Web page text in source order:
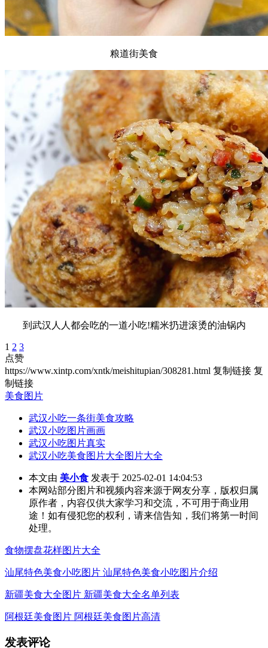
粮道街美食
到武汉人人都会吃的一道小吃!糯米扔进滚烫的油锅内
1 2 3
点赞
https://www.xintp.com/xntk/meishitupian/308281.html 复制链接 复
制链接
美食图片
武汉小吃一条街美食攻略
武汉小吃图片画画
武汉小吃图片真实
武汉小吃美食图片大全图片大全
本文由 美小食 发表于 2025-02-01 14:04:53
本网站部分图片和视频内容来源于网友分享，版权归属
原作者，内容仅供大家学习和交流，不可用于商业用
途！如有侵犯您的权利，请来信告知，我们将第一时间
处理。
食物摆盘花样图片大全
汕尾特色美食小吃图片 汕尾特色美食小吃图片介绍
新疆美食大全图片 新疆美食大全名单列表
阿根廷美食图片 阿根廷美食图片高清
发表评论